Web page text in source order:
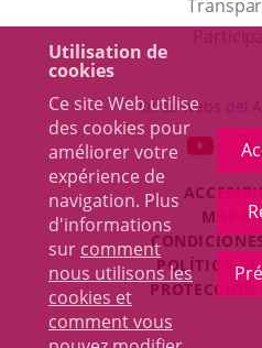
Utilisation de
cookies
Ce site Web utilise
des cookies pour
améliorer votre
expérience de
navigation. Plus
d'informations
sur comment
nous utilisons les
cookies et
comment vous
Otras webs del
A
UNA
MAPA
POLÍTICA DE
PROTECCIÓN